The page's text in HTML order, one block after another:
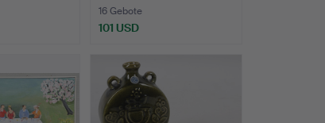
16 Gebote
101 USD